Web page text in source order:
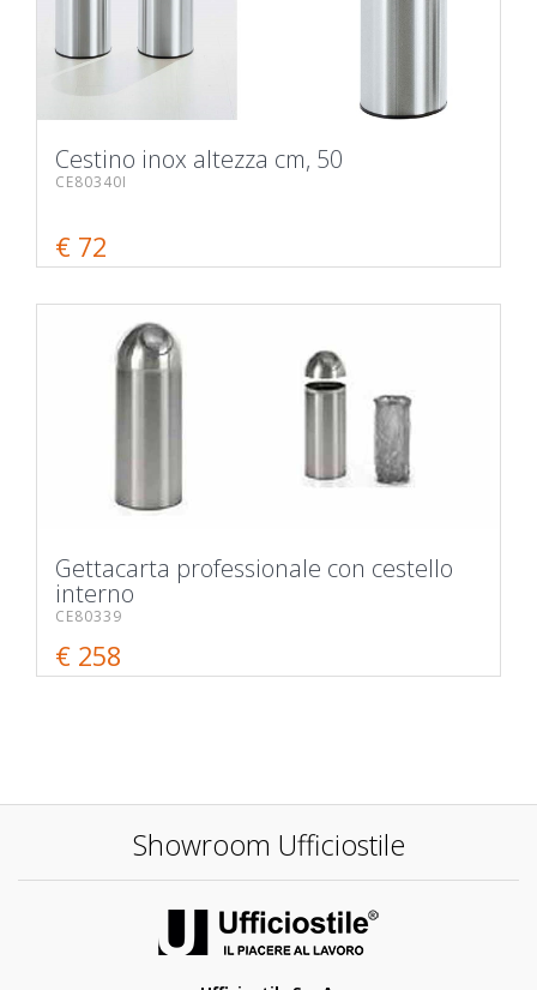
Cestino inox altezza cm, 50
CE80340I
€ 72
Gettacarta professionale con cestello
interno
CE80339
€ 258
Showroom Ufficiostile